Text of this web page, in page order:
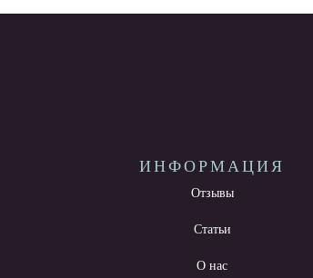
ИНФОРМАЦИЯ
Отзывы
Статьи
О нас